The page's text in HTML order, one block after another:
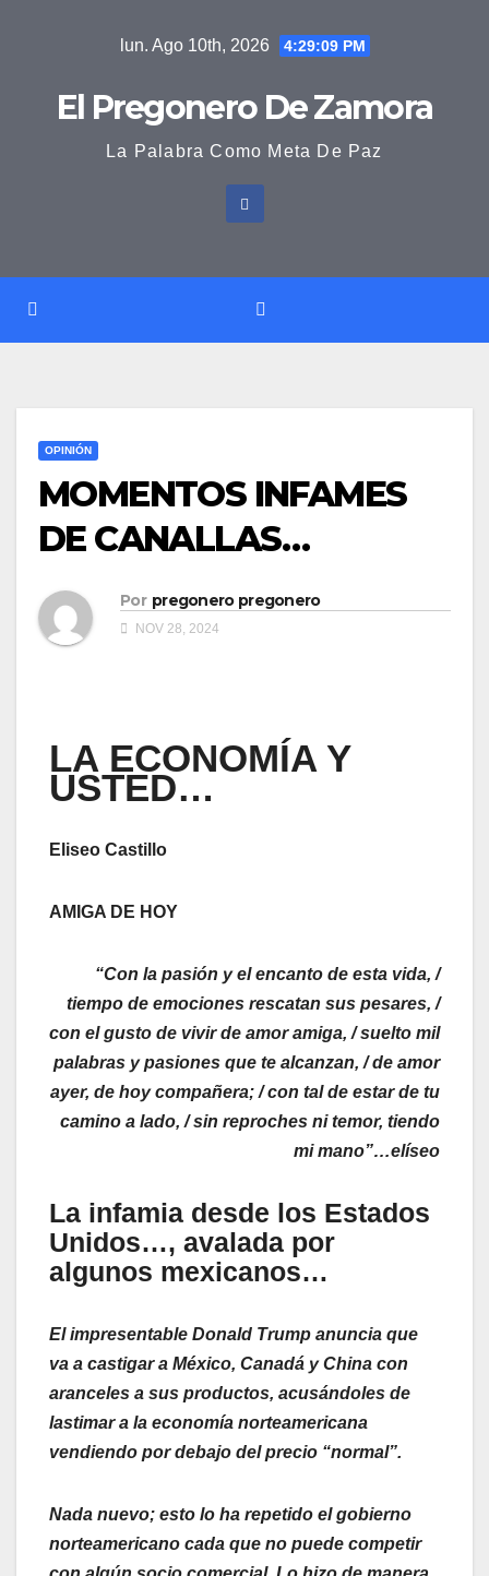
lun. Ago 10th, 2026 4:29:09 PM
El Pregonero De Zamora
La Palabra Como Meta De Paz
OPINIÓN
MOMENTOS INFAMES
DE CANALLAS…
Por pregonero pregonero
NOV 28, 2024
LA ECONOMÍA Y
USTED…
Eliseo Castillo
AMIGA DE HOY
“Con la pasión y el encanto de esta vida, /
tiempo de emociones rescatan sus pesares, /
con el gusto de vivir de amor amiga, / suelto mil
palabras y pasiones que te alcanzan, / de amor
ayer, de hoy compañera; / con tal de estar de tu
camino a lado, / sin reproches ni temor, tiendo
mi mano”…elíseo
La infamia desde los Estados
Unidos…, avalada por
algunos mexicanos…
El impresentable Donald Trump anuncia que
va a castigar a México, Canadá y China con
aranceles a sus productos, acusándoles de
lastimar a la economía norteamericana
vendiendo por debajo del precio “normal”.
Nada nuevo; esto lo ha repetido el gobierno
norteamericano cada que no puede competir